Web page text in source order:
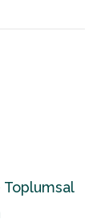
Toplumsal